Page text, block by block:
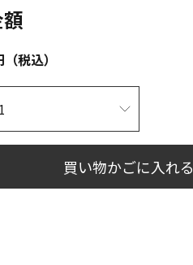
（税込）
買い物かごに入れる